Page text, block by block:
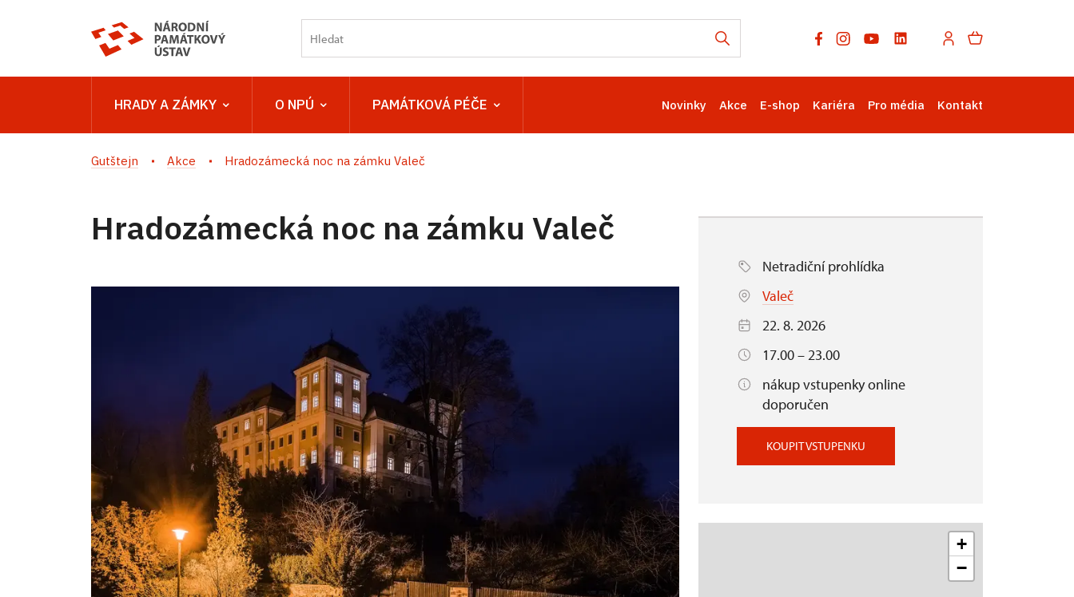
HRADY A ZÁMKY O NPÚ PAMÁTKOVÁ PÉČE Novinky Akce E-shop Kariéra Pro média Kontakt
Gutštejn Akce Hradozámecká noc na zámku Valeč
Hradozámecká noc na zámku Valeč
Netradiční prohlídka
Valeč
22. 8. 2026
17.00 – 23.00
nákup vstupenky online
doporučen
KOUPIT VSTUPENKU
+
−